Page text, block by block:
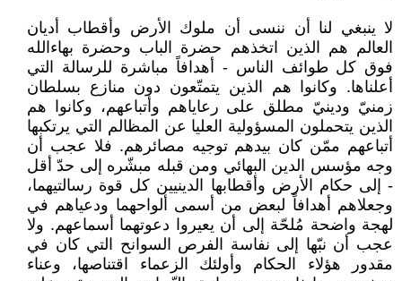
لا ينبغي لنا أن ننسى أن ملوك الأرض وأقطاب أديان
العالم هم الذين اتخذهم حضرة الباب وحضرة بهاءالله
فوق كل طوائف الناس - أهدافاً مباشرة للرسالة التي
أعلناها. وكانوا هم الذين يتمتّعون دون منازع بسلطان
زمنيّ ودينيّ مطلق على رعاياهم وأتباعهم، وكانوا هم
الذين يتحملون المسؤولية العليا عن المظالم التي يرتكبها
أتباعهم ممّن كان بيدهم توجيه مصائرهم. فلا عجب أن
وجه مؤسس الدين البهائي ومن قبله مبشّره إلى حدّ أقل
- إلى حكام الأرض وأقطابها الدينيين كل قوة رسالتيهما،
وجعلاهم أهدافاً لبعض من أسمى ألواحهما ودعياهم في
لهجة واضحة مُلحّة إلى أن يعيروا دعوتهما أسماعهم. ولا
عجب أن نبّها إلى نفاسة الفرص السوانح التي كان في
مقدور هؤلاء الحكام وأولئك الزعماء اقتناصها، وعناء